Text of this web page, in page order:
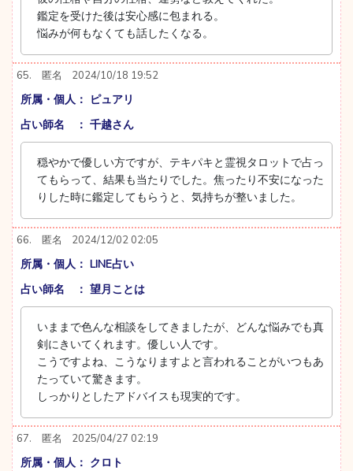
鑑定を受けた後は安心感に包まれる。
悩みが何もなくても話したくなる。
65. 匿名 2024/10/18 19:52
所属・個人： ピュアリ
占い師名 ： 千越さん
穏やかで優しい方ですが、テキパキと霊視タロットで占っ
てもらって、結果も当たりでした。焦ったり不安になった
りした時に鑑定してもらうと、気持ちが整いました。
66. 匿名 2024/12/02 02:05
所属・個人： LINE占い
占い師名 ： 望月ことは
いままで色んな相談をしてきましたが、どんな悩みでも真
剣にきいてくれます。優しい人です。
こうですよね、こうなりますよと言われることがいつもあ
たっていて驚きます。
しっかりとしたアドバイスも現実的です。
67. 匿名 2025/04/27 02:19
所属・個人： クロト